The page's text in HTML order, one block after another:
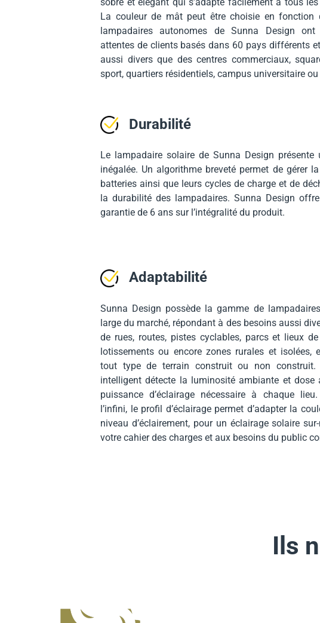
La couleur de mât peut être choisie en fonction
lampadaires autonomes de Sunna Design
attentes de clients basés dans 60 pays différents
aussi divers que des centres commerciaux,
sport, quartiers résidentiels, campus universitaire ou
Durabilité
Le lampadaire solaire de Sunna Design présente
inégalée. Un algorithme breveté permet de gérer
batteries ainsi que leurs cycles de charge et de
la durabilité des lampadaires. Sunna Design
garantie de 6 ans sur l’intégralité du produit.
Adaptabilité
Sunna Design possède la gamme de
large du marché, répondant à des besoins aussi
de rues, routes, pistes cyclables, parcs et lieux
lotissements ou encore zones rurales et isolées,
tout type de terrain construit ou non construit.
intelligent détecte la luminosité ambiante et dose
puissance d’éclairage nécessaire à chaque
l’infini, le profil d’éclairage permet d’adapter la
niveau d’éclairement, pour un éclairage solaire
votre cahier des charges et aux besoins du public
Ils